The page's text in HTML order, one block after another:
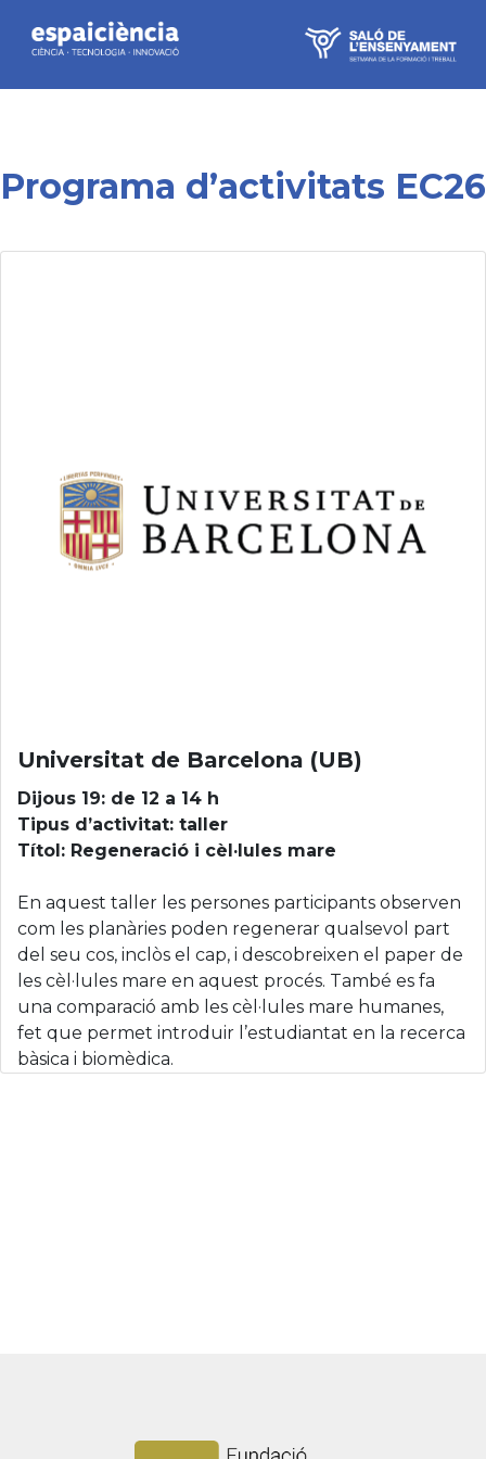
Programa d’activitats EC26
Universitat de Barcelona (UB)
Dijous 19: de 12 a 14 h
Tipus d’activitat: taller
Títol: Regeneració i cèl·lules mare
En aquest taller les persones participants observen
com les planàries poden regenerar qualsevol part
del seu cos, inclòs el cap, i descobreixen el paper de
les cèl·lules mare en aquest procés. També es fa
una comparació amb les cèl·lules mare humanes,
fet que permet introduir l’estudiantat en la recerca
bàsica i biomèdica.